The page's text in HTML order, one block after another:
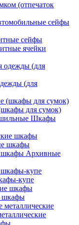
(отпечаток
сейфы
сейфы
ячейки
(для
для сумок)
Шкафы
шкафы
Архивные
купе
шкафы